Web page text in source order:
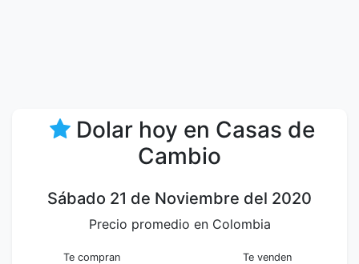
Dolar hoy en Casas de
Cambio
Sábado 21 de Noviembre del 2020
Precio promedio en Colombia
Te compran Te venden